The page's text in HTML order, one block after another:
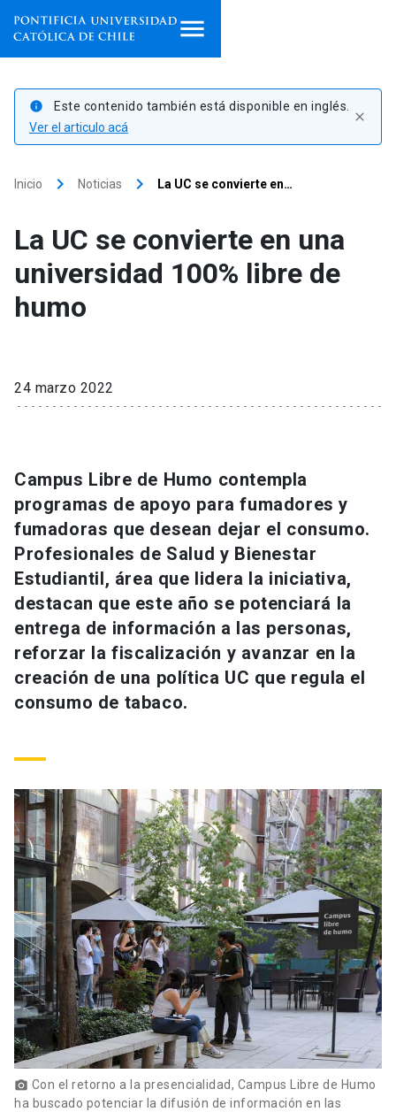
Programas de estudio
institutos
Investigación
Internacionalización launch
Extensión
Universidad
Futuros estudiantes
Estudiantes
Académicos
Personal
Alumni launch
Padres y familia
Vecinos
Go to english site launch
Admisión launch
Correo UC launch
launch
info
Este contenido también está disponible en inglés.
Ver el articulo acá
close
Inicio keyboard_arrow_right Noticias keyboard_arrow_right La UC se convierte en…
La UC se convierte en una
universidad 100% libre de
humo
24 marzo 2022
Campus Libre de Humo contempla
programas de apoyo para fumadores y
fumadoras que desean dejar el consumo.
Profesionales de Salud y Bienestar
Estudiantil, área que lidera la iniciativa,
destacan que este año se potenciará la
entrega de información a las personas,
reforzar la fiscalización y avanzar en la
creación de una política UC que regula el
consumo de tabaco.
photo_camera Con el retorno a la presencialidad, Campus Libre de Humo
ha buscado potenciar la difusión de información en las